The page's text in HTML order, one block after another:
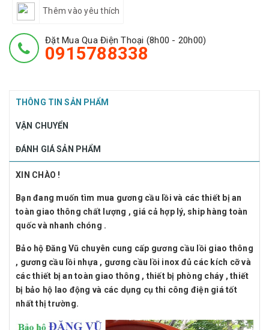
Thêm vào yêu thích
Đặt Mua Qua Điện Thoại (8h00 - 20h00)
0915788338
THÔNG TIN SẢN PHẨM
VẬN CHUYỂN
ĐÁNH GIÁ SẢN PHẨM
XIN CHÀO !
Bạn đang muốn tìm mua gương cầu lồi và các thiết bị an
toàn giao thông chất lượng , giá cả hợp lý, ship hàng toàn
quốc và nhanh chóng .
Bảo hộ Đăng Vũ chuyên cung cấp gương cầu lồi giao thông
, gương cầu lồi nhựa , gương cầu lồi inox đủ các kích cỡ và
các thiết bị an toàn giao thông , thiết bị phòng cháy , thiết
bị bảo hộ lao động và các dụng cụ thi công điện giá tốt
nhất thị trường.